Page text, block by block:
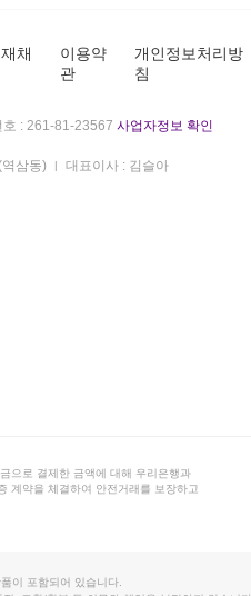
채
이용약
관
개인정보처리방
침
호 : 261-81-23567 사업자정보 확인
삼동)
대표이사 : 김슬아
으로 결제한 금액에 대해 우리은행과
계약을 체결하여 안전거래를 보장하고
이 포함되어 있습니다.